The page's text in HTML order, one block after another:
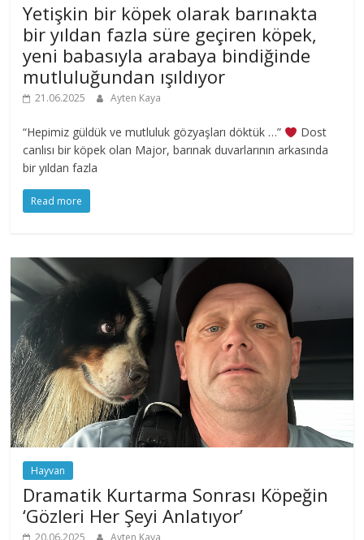
Yetişkin bir köpek olarak barınakta
bir yıldan fazla süre geçiren köpek,
yeni babasıyla arabaya bindiğinde
mutluluğundan ışıldıyor
21.06.2025 Ayten Kaya
“Hepimiz güldük ve mutluluk gözyaşları döktük …”
Dost
canlısı bir köpek olan Major, barınak duvarlarının arkasında
bir yıldan fazla
Read more
Hayvan
Dramatik Kurtarma Sonrası Köpeğin
‘Gözleri Her Şeyi Anlatıyor’